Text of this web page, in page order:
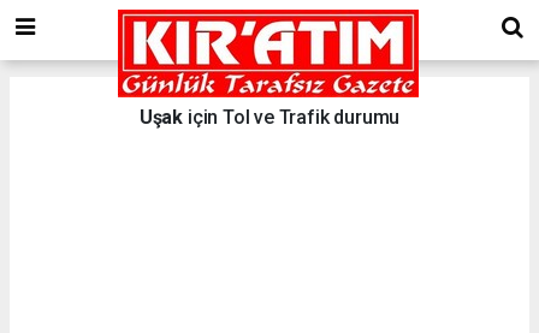
Uşak için Tol ve Trafik durumu